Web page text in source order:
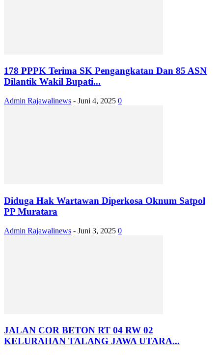
178 PPPK Terima SK Pengangkatan Dan 85 ASN
Dilantik Wakil Bupati...
Admin Rajawalinews - Juni 4, 2025 0
Diduga Hak Wartawan Diperkosa Oknum Satpol
PP Muratara
Admin Rajawalinews - Juni 3, 2025 0
JALAN COR BETON RT 04 RW 02
KELURAHAN TALANG JAWA UTARA...